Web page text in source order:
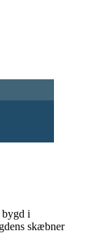
bygd i
skæbner